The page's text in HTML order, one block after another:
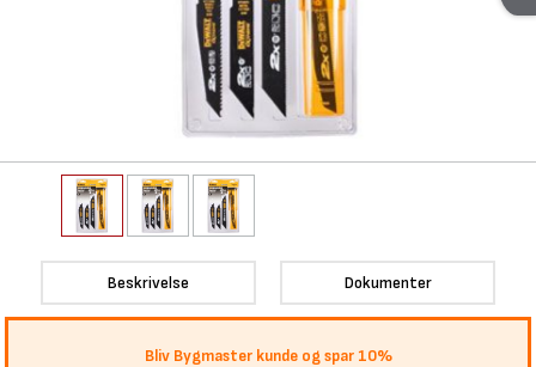
Beskrivelse Dokumenter
Bliv Bygmaster kunde og spar 10%